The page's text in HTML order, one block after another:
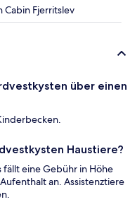
Cabin Fjerritslev
über einen
Haustiere?
fällt eine Gebühr in Höhe
an. Assistenztiere